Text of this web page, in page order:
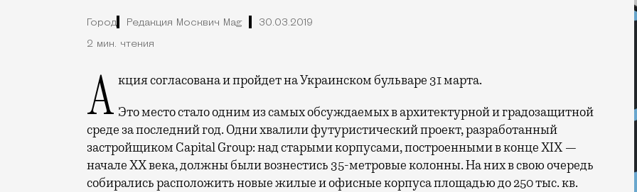
Город Редакция Москвич Mag 30.03.2019
2 мин. чтения
Акция согласована и пройдет на Украинском бульваре 31 марта.
Это место стало одним из самых обсуждаемых в архитектурной и градозащитной
среде за последний год. Одни хвалили футуристический проект, разработанный
застройщиком Capital Group: над старыми корпусами, построенными в конце XIX —
начале XX века, должны были вознестись 35-метровые колонны. На них в свою очередь
собирались расположить новые жилые и офисные корпуса площадью до 250 тыс. кв.